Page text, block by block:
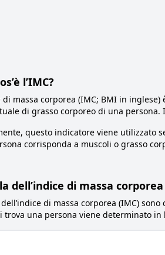
l’IMC?
di massa corporea (IMC; BMI in
di grasso corporeo di una persona.
questo indicatore viene utilizzato
corrisponda a muscoli o grasso
dell’indice di massa
di massa corporea (IMC)
trova una persona viene determinato